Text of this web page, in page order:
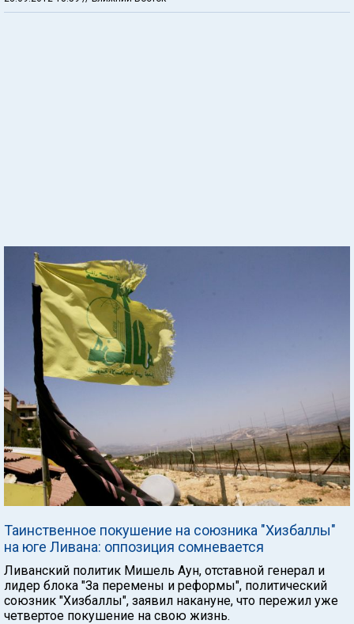
Таинственное покушение на союзника "Хизбаллы"
на юге Ливана: оппозиция сомневается
Ливанский политик Мишель Аун, отставной генерал и
лидер блока "За перемены и реформы", политический
союзник "Хизбаллы", заявил накануне, что пережил уже
четвертое покушение на свою жизнь.